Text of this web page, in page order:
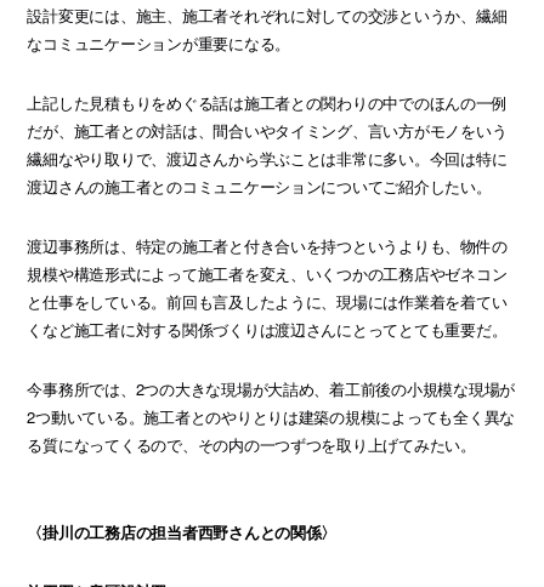
設計変更には、施主、施工者それぞれに対しての交渉というか、繊細
なコミュニケーションが重要になる。
上記した見積もりをめぐる話は施工者との関わりの中でのほんの一例
だが、施工者との対話は、間合いやタイミング、言い方がモノをいう
繊細なやり取りで、渡辺さんから学ぶことは非常に多い。今回は特に
渡辺さんの施工者とのコミュニケーションについてご紹介したい。
渡辺事務所は、特定の施工者と付き合いを持つというよりも、物件の
規模や構造形式によって施工者を変え、いくつかの工務店やゼネコン
と仕事をしている。前回も言及したように、現場には作業着を着てい
くなど施工者に対する関係づくりは渡辺さんにとってとても重要だ。
今事務所では、2つの大きな現場が大詰め、着工前後の小規模な現場が
2つ動いている。施工者とのやりとりは建築の規模によっても全く異な
る質になってくるので、その内の一つずつを取り上げてみたい。
〈掛川の工務店の担当者西野さんとの関係〉